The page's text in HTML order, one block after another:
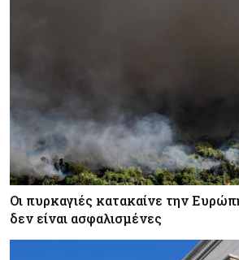
Οι πυρκαγιές κατακαίνε την
δεν είναι ασφαλισμένες